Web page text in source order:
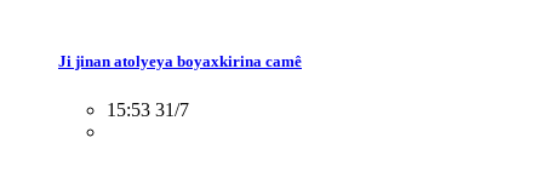
Ji jinan atolyeya boyaxkirina camê
15:53 31/7